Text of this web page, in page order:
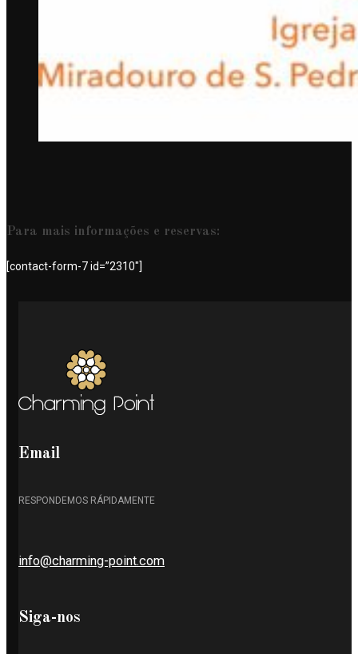
Para mais informações e reservas:
[contact-form-7 id=”2310″]
Email
RESPONDEMOS RÁPIDAMENTE
info@charming-point.com
Siga-nos